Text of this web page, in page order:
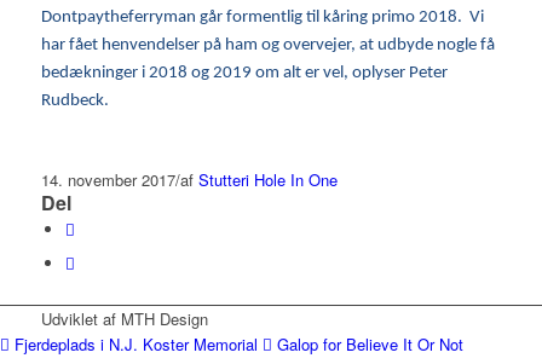
Dontpaytheferryman går formentlig til kåring primo 2018. Vi
har fået henvendelser på ham og overvejer, at udbyde nogle få
bedækninger i 2018 og 2019 om alt er vel, oplyser Peter
Rudbeck.
14. november 2017/af Stutteri Hole In One
Del
Udviklet af MTH Design
Fjerdeplads i N.J. Koster Memorial
Galop for Believe It Or Not